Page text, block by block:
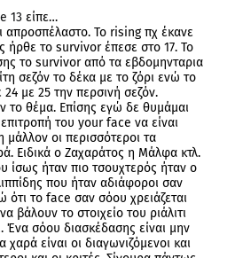
13 είπε…
απροσπέλαστο. Το rising πχ έκανε
ήρθε το survivor έπεσε στο 17. Το
το survivor από τα εβδομηνταρια
σεζόν το δέκα με το ζόρι ενώ το
με 25 την περσινή σεζόν.
το θέμα. Επίσης εγώ δε θυμάμαι
του your face να είναι
οι περισσότεροι τα
Ειδικά ο Ζαχαράτος η Μάλφα κτλ.
ίσως ήταν πιο τσουχτερός ήταν ο
που ήταν αδιάφοροι σαν
ότι το face σαν σόου χρειάζεται
βάλουν το στοιχείο του ριάλιτι
Ένα σόου διασκέδασης είναι μην
είναι οι διαγωνιζόμενοι και